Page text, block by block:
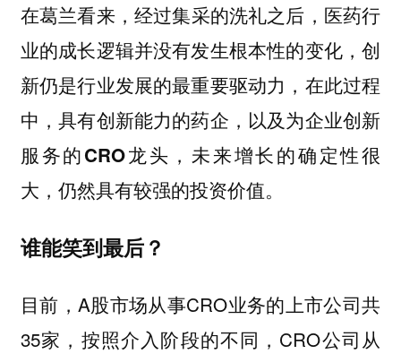
在葛兰看来， 经过集采的洗礼之后，医药行
业的成长逻辑并没有发生根本性的变化，创
新仍是行业发展的最重要驱动力，在此过程
中，具有创新能力的药企，以及为企业创新
服务的CRO龙头，未来增长的确定性很
大，仍然具有较强的投资价值。
谁能笑到最后？
目前，A股市场从事CRO业务的上市公司共
35家，按照介入阶段的不同，CRO公司从